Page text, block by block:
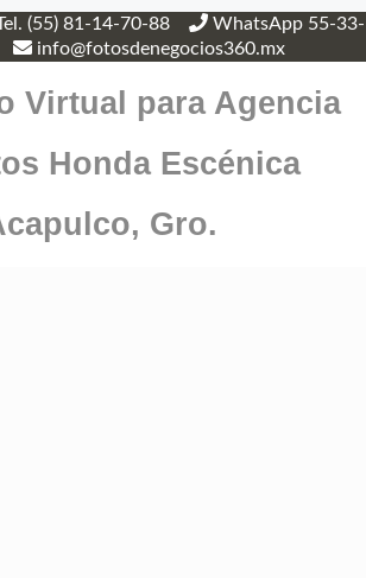
(55) 81-14-70-88
WhatsApp 55-33-
info@fotosdenegocios360.mx
Virtual para Agencia
Honda Escénica
Gro.